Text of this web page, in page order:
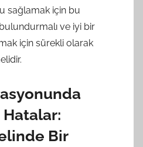
sağlamak için bu
ve iyi bir
için sürekli olarak
Hatalar:
Bir